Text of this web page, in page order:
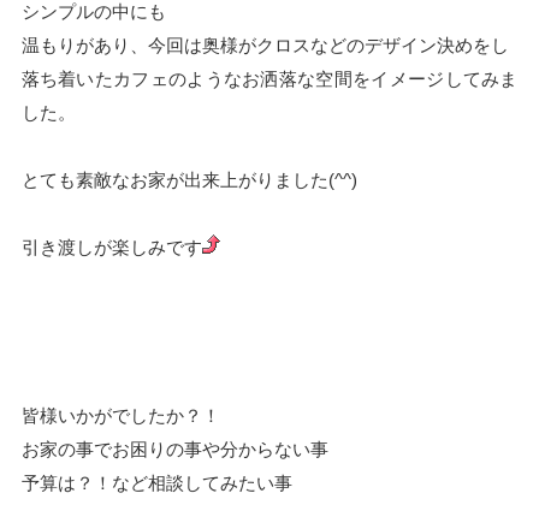
シンプルの中にも
温もりがあり、今回は奥様がクロスなどのデザイン決めをし
落ち着いたカフェのようなお洒落な空間をイメージしてみま
した。
とても素敵なお家が出来上がりました(^^)
引き渡しが楽しみです
皆様いかがでしたか？！
お家の事でお困りの事や分からない事
予算は？！など相談してみたい事